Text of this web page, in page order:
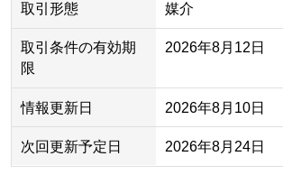
取引形態 媒介
取引条件の有効期
限
2026年8月12日
情報更新日 2026年8月10日
次回更新予定日 2026年8月24日